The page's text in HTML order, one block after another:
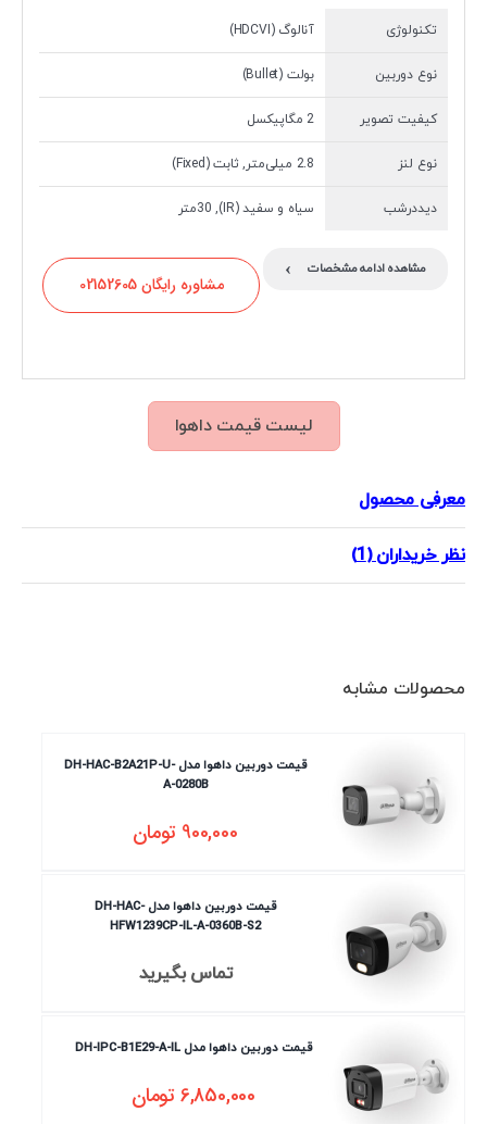
تکنولوژی آنالوگ (HDCVI)
نوع دوربین بولت (Bullet)
کیفیت تصویر 2 مگاپیکسل
نوع لنز 2.8 میلی‌متر, ثابت (Fixed)
دیددرشب سیاه و سفید (IR), 30متر
مشاهده ادامه مشخصات ›
مشاوره رایگان 02152605
لیست قیمت داهوا
معرفی محصول
نظر خریداران (1)
محصولات مشابه
قیمت دوربین داهوا مدل DH-HAC-B2A21P-U-
A-0280B
900,000 تومان
قیمت دوربین داهوا مدل DH-HAC-
HFW1239CP-IL-A-0360B-S2
تماس بگیرید
قیمت دوربین داهوا مدل DH-IPC-B1E29-A-IL
6,850,000تومان